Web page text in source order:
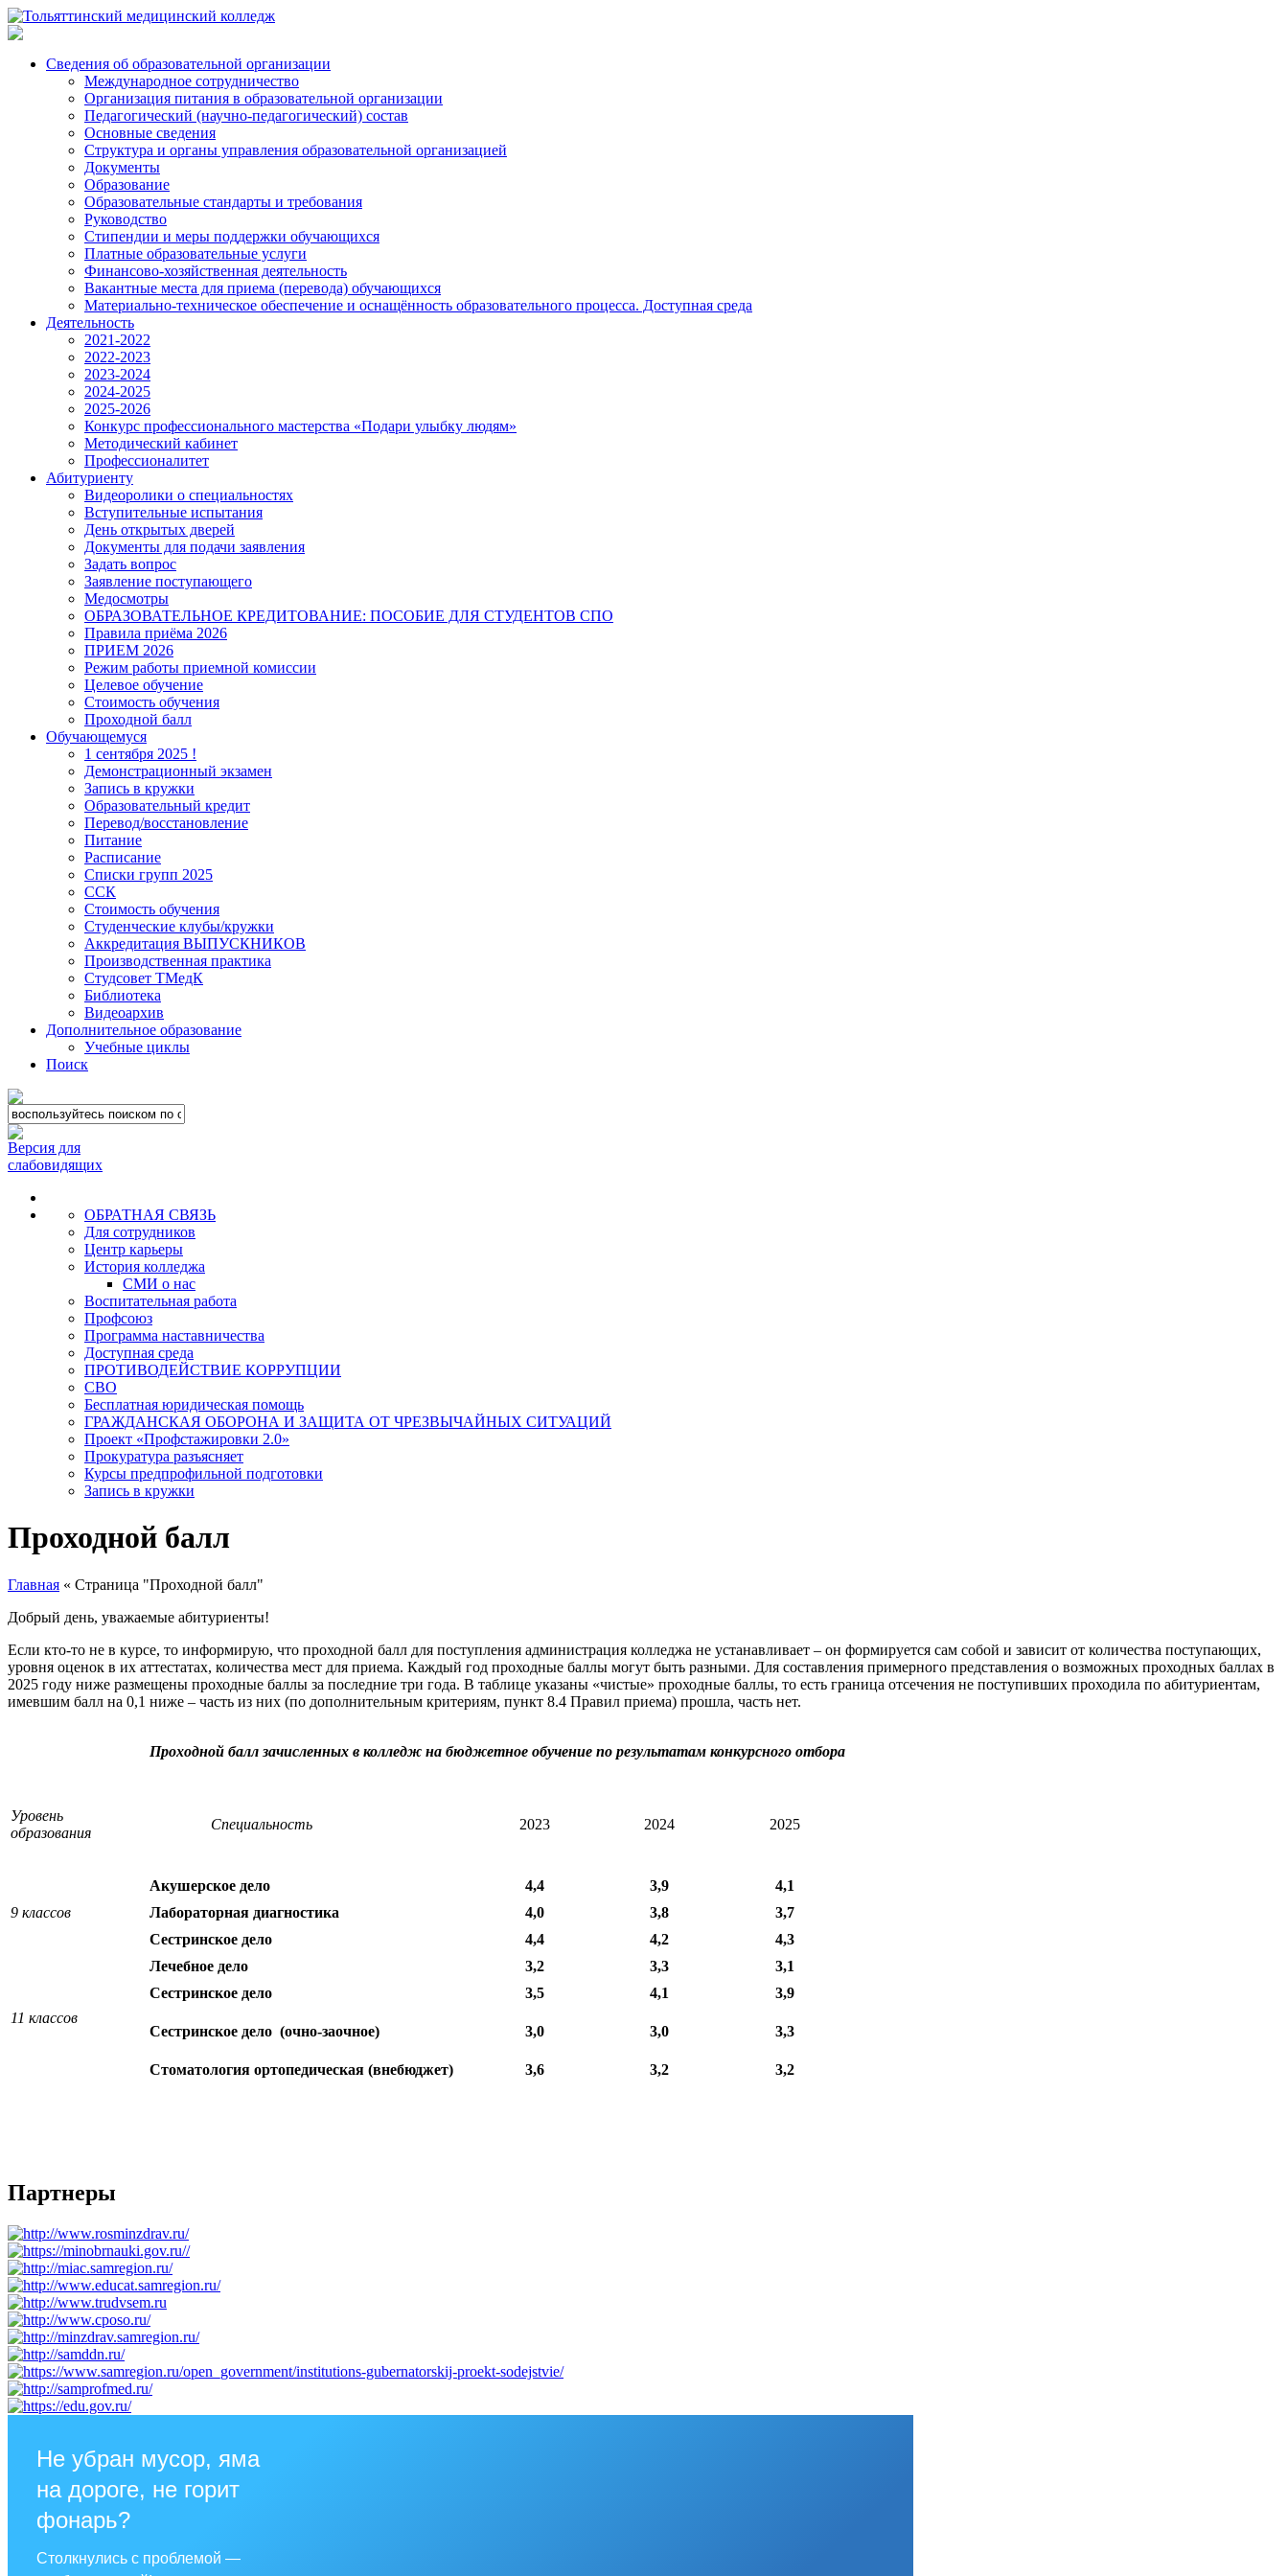
Сведения об образовательной организации
Международное сотрудничество
Организация питания в образовательной организации
Педагогический (научно-педагогический) состав
Основные сведения
Структура и органы управления образовательной организацией
Документы
Образование
Образовательные стандарты и требования
Руководство
Стипендии и меры поддержки обучающихся
Платные образовательные услуги
Финансово-хозяйственная деятельность
Вакантные места для приема (перевода) обучающихся
Материально-техническое обеспечение и оснащённость образовательного процесса. Доступная среда
Деятельность
2021-2022
2022-2023
2023-2024
2024-2025
2025-2026
Конкурс профессионального мастерства «Подари улыбку людям»
Методический кабинет
Профессионалитет
Абитуриенту
Видеоролики о специальностях
Вступительные испытания
День открытых дверей
Документы для подачи заявления
Задать вопрос
Заявление поступающего
Медосмотры
ОБРАЗОВАТЕЛЬНОЕ КРЕДИТОВАНИЕ: ПОСОБИЕ ДЛЯ СТУДЕНТОВ СПО
Правила приёма 2026
ПРИЕМ 2026
Режим работы приемной комиссии
Целевое обучение
Стоимость обучения
Проходной балл
Обучающемуся
1 сентября 2025 !
Демонстрационный экзамен
Запись в кружки
Образовательный кредит
Перевод/восстановление
Питание
Расписание
Списки групп 2025
ССК
Стоимость обучения
Студенческие клубы/кружки
Аккредитация ВЫПУСКНИКОВ
Производственная практика
Студсовет ТМедК
Библиотека
Видеоархив
Дополнительное образование
Учебные циклы
Поиск
Версия для
слабовидящих
ОБРАТНАЯ СВЯЗЬ
Для сотрудников
Центр карьеры
История колледжа
СМИ о нас
Воспитательная работа
Профсоюз
Программа наставничества
Доступная среда
ПРОТИВОДЕЙСТВИЕ КОРРУПЦИИ
СВО
Бесплатная юридическая помощь
ГРАЖДАНСКАЯ ОБОРОНА И ЗАЩИТА ОТ ЧРЕЗВЫЧАЙНЫХ СИТУАЦИЙ
Проект «Профстажировки 2.0»
Прокуратура разъясняет
Курсы предпрофильной подготовки
Запись в кружки
Проходной балл
Главная « Страница "Проходной балл"
Добрый день, уважаемые абитуриенты!
Если кто-то не в курсе, то информирую, что проходной балл для поступления администрация колледжа не устанавливает – он формируется сам собой и зависит от количества поступающих,
уровня оценок в их аттестатах, количества мест для приема. Каждый год проходные баллы могут быть разными. Для составления примерного представления о возможных проходных баллах в
2025 году ниже размещены проходные баллы за последние три года. В таблице указаны «чистые» проходные баллы, то есть граница отсечения не поступивших проходила по абитуриентам,
имевшим балл на 0,1 ниже – часть из них (по дополнительным критериям, пункт 8.4 Правил приема) прошла, часть нет.
Проходной балл зачисленных в колледж на бюджетное обучение по результатам конкурсного отбора
Уровень
образования
Специальность 2023 2024 2025
9 классов
Акушерское дело 4,4 3,9
4,1
Лабораторная диагностика
4,0 3,8
3,7
Сестринское дело
4,4 4,2 4,3
11 классов
Лечебное дело 3,2 3,3
3,1
Сестринское дело
3,5 4,1 3,9
Сестринское дело (очно-заочное) 3,0 3,0 3,3
Стоматология ортопедическая (внебюджет) 3,6 3,2 3,2
Партнеры
Не убран мусор, яма
на дороге, не горит
фонарь?
Столкнулись с проблемой —